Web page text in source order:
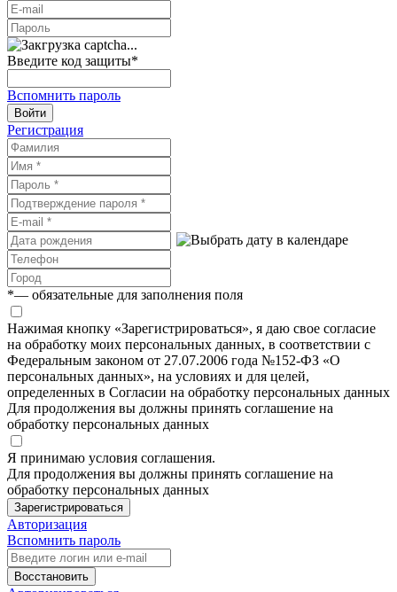
Введите код защиты*
Вспомнить пароль
Войти
Регистрация
*— обязательные для заполнения поля
Нажимая кнопку «Зарегистрироваться», я даю свое согласие
на обработку моих персональных данных, в соответствии с
Федеральным законом от 27.07.2006 года №152-ФЗ «О
персональных данных», на условиях и для целей,
определенных в Согласии на обработку персональных данных
Для продолжения вы должны принять соглашение на
обработку персональных данных
Я принимаю условия соглашения.
Для продолжения вы должны принять соглашение на
обработку персональных данных
Зарегистрироваться
Авторизация
Вспомнить пароль
Восстановить